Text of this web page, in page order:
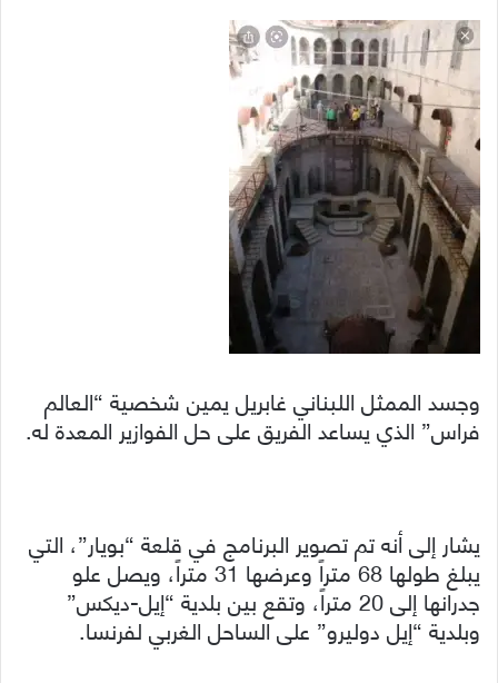
وجسد الممثل اللبناني غابريل يمين شخصية “العالم
فراس” الذي يساعد الفريق على حل الفوازير المعدة له.
يشار إلى أنه تم تصوير البرنامج في قلعة “بويار”، التي
يبلغ طولها 68 متراً وعرضها 31 متراً، ويصل علو
جدرانها إلى 20 متراً، وتقع بين بلدية “إيل-ديكس”
وبلدية “إيل دوليرو” على الساحل الغربي لفرنسا.